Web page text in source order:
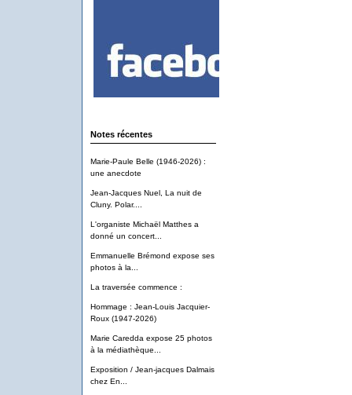
Notes récentes
Marie-Paule Belle (1946-2026) :
une anecdote
Jean-Jacques Nuel, La nuit de
Cluny. Polar....
L'organiste Michaël Matthes a
donné un concert...
Emmanuelle Brémond expose ses
photos à la...
La traversée commence :
Hommage : Jean-Louis Jacquier-
Roux (1947-2026)
Marie Caredda expose 25 photos
à la médiathèque...
Exposition / Jean-jacques Dalmais
chez En...